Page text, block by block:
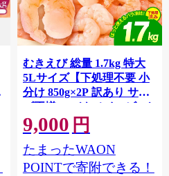
むきえび 総量 1.7kg 特大
5Lサイズ【下処理不要 小
分け 850g×2P 訳あり サイ
ズ不揃い バナメイエビ バ
ラ凍結】 G4142
9,000 円
たまったWAON
POINTで寄附できる！